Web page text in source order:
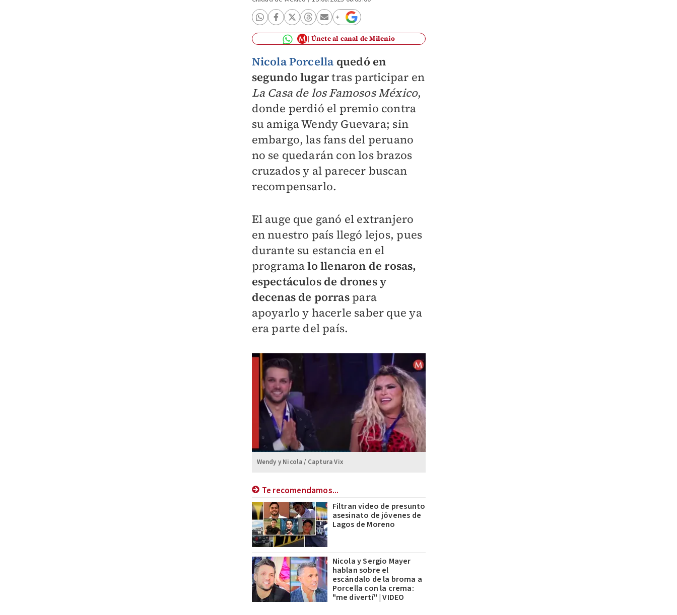
Únete al canal de Milenio
Nicola Porcella quedó en
segundo lugartras participar en
La Casa de los Famosos México,
donde perdió el premio contra
su amiga Wendy Guevara; sin
embargo, las fans del peruano
no se quedarán con los brazos
cruzados y al parecer buscan
recompensarlo.
El auge que ganó el extranjero
en nuestro país llegó lejos, pues
durante su estancia en el
programalo llenaron de rosas,
espectáculos de drones y
decenas de porraspara
apoyarlo y hacerle saber que ya
era parte del país.
Wendy y Nicola / Captura Vix
Te recomendamos...
Filtran video de presunto
asesinato de jóvenes de
Lagos de Moreno
Nicola y Sergio Mayer
hablan sobre el
escándalo de la broma a
Porcella con la crema:
"me divertí" | VIDEO